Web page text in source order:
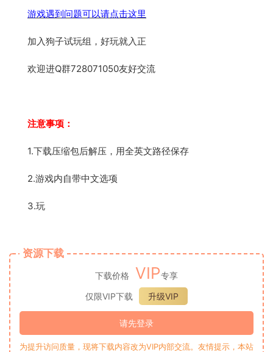
游戏遇到问题可以请点击这里
加入狗子试玩组，好玩就入正
欢迎进Q群728071050友好交流
注意事项：
1.下载压缩包后解压，用全英文路径保存
2.游戏内自带中文选项
3.玩
资源下载
下载价格 VIP专享
仅限VIP下载
升级VIP
请先登录
为提升访问质量，现将下载内容改为VIP内部交流。友情提示，本站